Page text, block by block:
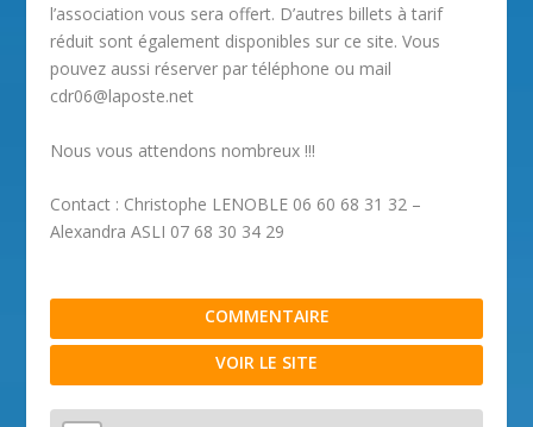
l’association vous sera offert. D’autres billets à tarif
réduit sont également disponibles sur ce site. Vous
pouvez aussi réserver par téléphone ou mail
cdr06@laposte.net
Nous vous attendons nombreux !!!
Contact : Christophe LENOBLE 06 60 68 31 32 –
Alexandra ASLI 07 68 30 34 29
COMMENTAIRE
VOIR LE SITE